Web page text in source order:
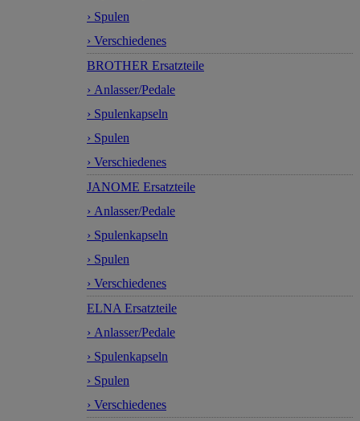
› Spulen
› Verschiedenes
BROTHER Ersatzteile
› Anlasser/Pedale
› Spulenkapseln
› Spulen
› Verschiedenes
JANOME Ersatzteile
› Anlasser/Pedale
› Spulenkapseln
› Spulen
› Verschiedenes
ELNA Ersatzteile
› Anlasser/Pedale
› Spulenkapseln
› Spulen
› Verschiedenes